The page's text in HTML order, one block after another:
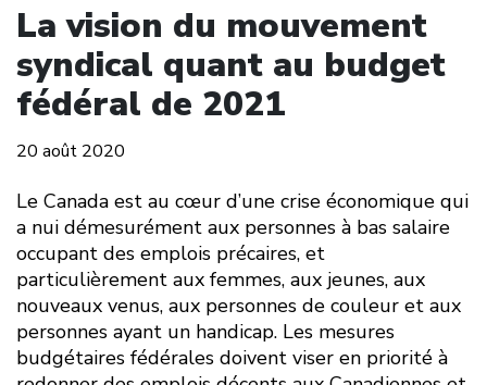
La vision du mouvement
syndical quant au budget
fédéral de 2021
20 août 2020
Le Canada est au cœur d’une crise économique qui
a nui démesurément aux personnes à bas salaire
occupant des emplois précaires, et
particulièrement aux femmes, aux jeunes, aux
nouveaux venus, aux personnes de couleur et aux
personnes ayant un handicap. Les mesures
budgétaires fédérales doivent viser en priorité à